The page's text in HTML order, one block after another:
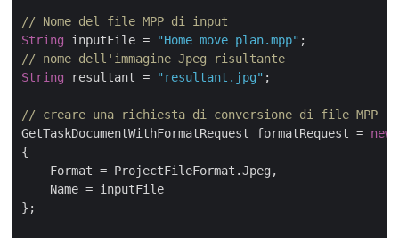
// Nome del file MPP di input
String inputFile = "Home move plan.mpp"
// nome dell'immagine Jpeg risultante
String resultant = "resultant.jpg" ;
// creare una richiesta di conversione di file MPP
GetTaskDocumentWithFormatRequest formatRequest = new
{
    Format = ProjectFileFormat.Jpeg,
    Name = inputFile
};